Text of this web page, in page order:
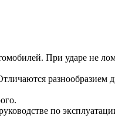
При ударе не
по